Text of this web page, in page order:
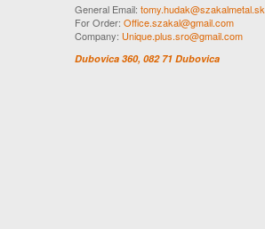
General Email: tomy.hudak@szakalmetal.sk
For Order: Office.szakal@gmail.com
Company: Unique.plus.sro@gmail.com
Dubovica 360, 082 71 Dubovica